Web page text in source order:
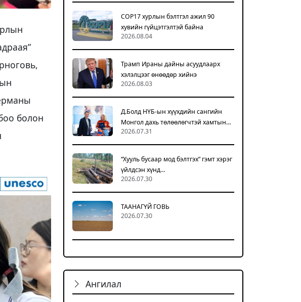
болон
COP17 хурлын бэлтгэл ажил 90
хувийн гүйцэтгэлтэй байна
2026.08.04
Трамп Ираны дайны асуудлаарх
хэлэлцээг өнөөдөр хийнэ
2026.08.03
Д.Болд НҮБ-ын хүүхдийн сангийн
Монгол дахь төлөөлөгчтэй хамтын…
2026.07.31
“Хууль бусаар мод бэлтгэх” гэмт хэрэг
үйлдсэн хүнд…
2026.07.30
ТААНАГҮЙ ГОВЬ
2026.07.30
Ангилал